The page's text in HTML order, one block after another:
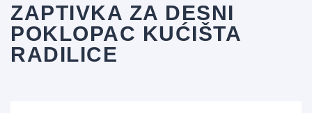
ZAPTIVKA ZA DESNI
POKLOPAC KUĆIŠTA
RADILICE